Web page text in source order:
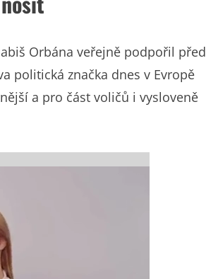
Orbána veřejně podpořil před
politická značka dnes v Evropě
a pro část voličů i vysloveně